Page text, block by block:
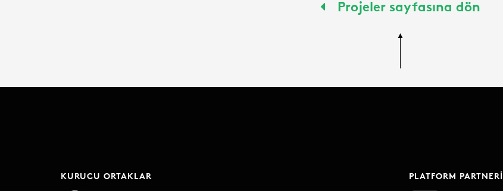
Projeler sayfasına dön
KURUCU ORTAKLAR PLATFORM PARTNERI